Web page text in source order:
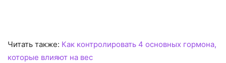
Читать также: Как контролировать 4 основных гормона,
которые влияют на вес